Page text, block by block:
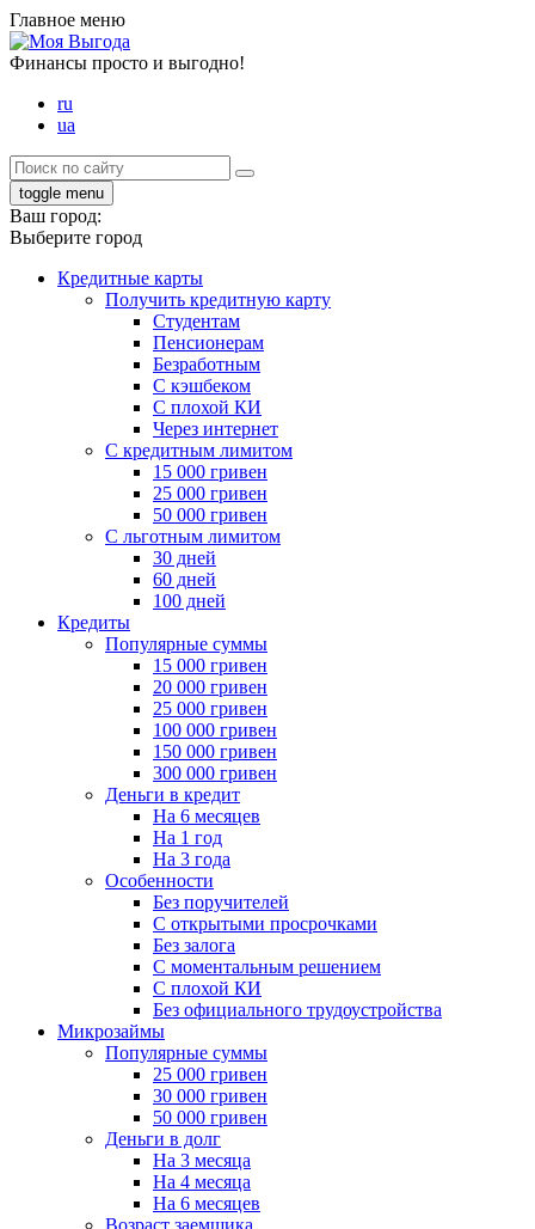
Главное меню
Финансы просто и выгодно!
ru
ua
toggle menu
Ваш город:
Выберите город
Кредитные карты
Получить кредитную карту
Студентам
Пенсионерам
Безработным
С кэшбеком
С плохой КИ
Через интернет
С кредитным лимитом
15 000 гривен
25 000 гривен
50 000 гривен
С льготным лимитом
30 дней
60 дней
100 дней
Кредиты
Популярные суммы
15 000 гривен
20 000 гривен
25 000 гривен
100 000 гривен
150 000 гривен
300 000 гривен
Деньги в кредит
На 6 месяцев
На 1 год
На 3 года
Особенности
Без поручителей
С открытыми просрочками
Без залога
С моментальным решением
С плохой КИ
Без официального трудоустройства
Микрозаймы
Популярные суммы
25 000 гривен
30 000 гривен
50 000 гривен
Деньги в долг
На 3 месяца
На 4 месяца
На 6 месяцев
Возраст заемщика